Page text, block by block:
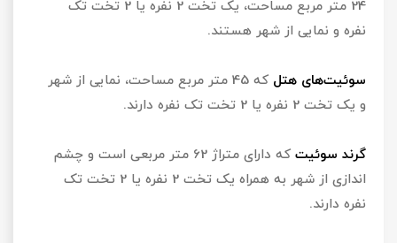
24 متر مربع مساحت، یک تخت 2 نفره یا 2 تخت تک
نفره و نمایی از شهر هستند.
سوئیت‌های هتل
که 45 متر مربع مساحت، نمایی از شهر
و یک تخت 2 نفره یا 2 تخت تک نفره دارند.
گرند سوئیت
که دارای متراژ 62 متر مربعی است و چشم
اندازی از شهر به همراه یک تخت 2 نفره یا 2 تخت تک
نفره دارند.